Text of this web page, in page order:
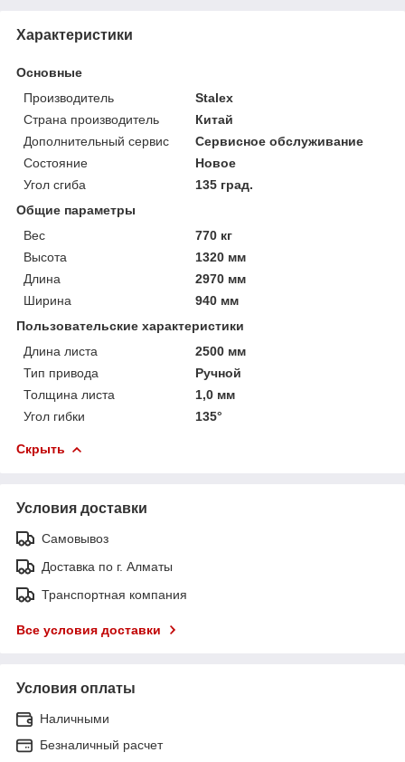
Характеристики
Основные
Производитель
Stalex
Страна производитель
Китай
Дополнительный сервис
Сервисное обслуживание
Состояние
Новое
Угол сгиба
135 град.
Общие параметры
Вес
770 кг
Высота
1320 мм
Длина
2970 мм
Ширина
940 мм
Пользовательские характеристики
Длина листа
2500 мм
Тип привода
Ручной
Толщина листа
1,0 мм
Угол гибки
135°
Скрыть
Условия доставки
Самовывоз
Доставка по г. Алматы
Транспортная компания
Все условия доставки
Условия оплаты
Наличными
Безналичный расчет